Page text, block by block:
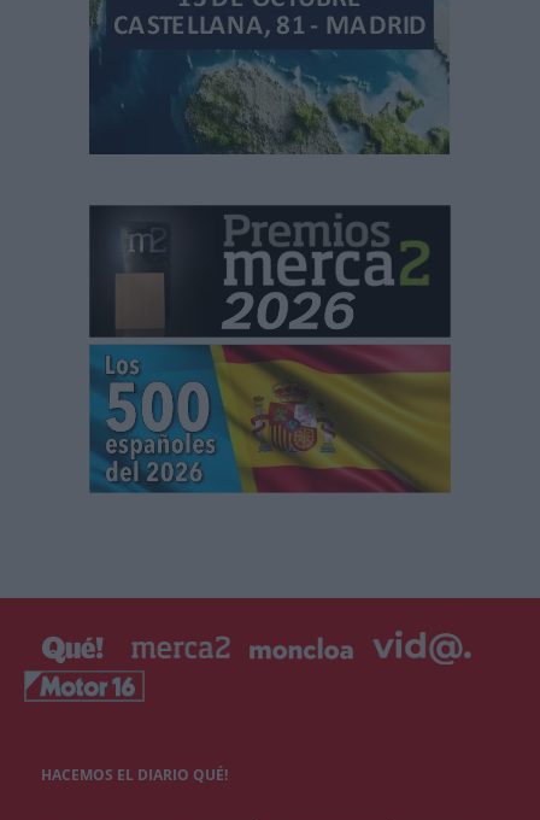
HACEMOS EL DIARIO QUÉ!